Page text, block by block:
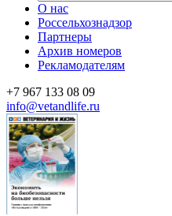
О нас
Россельхознадзор
Партнеры
Архив номеров
Рекламодателям
+7 967 133 08 09
info@vetandlife.ru